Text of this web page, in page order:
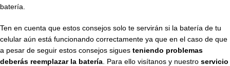
batería.
Ten en cuenta que estos consejos solo te servirán si la batería de tu
celular aún está funcionando correctamente ya que en el caso de que
a pesar de seguir estos consejos sigues teniendo problemas
deberás reemplazar la batería . Para ello visítanos y nuestro servicio